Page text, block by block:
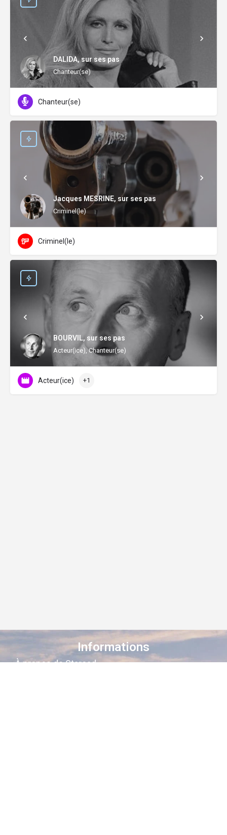
DALIDA, sur ses pas
Chanteur(se)
Chanteur(se)
Jacques MESRINE, sur ses pas
Criminel(le)
Criminel(le)
BOURVIL, sur ses pas
Acteur(ice), Chanteur(se)
Acteur(ice) +1
Informations
À propos de Staroad